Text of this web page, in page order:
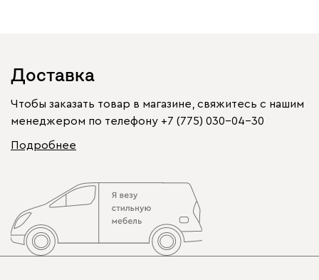
Доставка
Чтобы заказать товар в магазине, свяжитесь с нашим
менеджером по телефону +7 (775) 030-04-30
Подробнее